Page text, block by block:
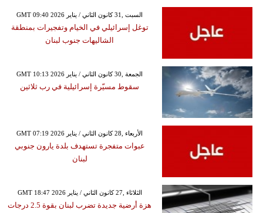
GMT 09:40 2026 السبت ,31 كانون الثاني / يناير
توغل إسرائيلي في الخيام وتفجيرات بمنطقة
الشاليهات جنوب لبنان
GMT 10:13 2026 الجمعة ,30 كانون الثاني / يناير
سقوط مسيّرة إسرائيلية في رب ثلاثين
GMT 07:19 2026 الأربعاء ,28 كانون الثاني / يناير
عبوات متفجرة تستهدف بلدة يارون جنوبي
لبنان
GMT 18:47 2026 الثلاثاء ,27 كانون الثاني / يناير
هزة أرضية جديدة تضرب لبنان بقوة 2.5 درجات